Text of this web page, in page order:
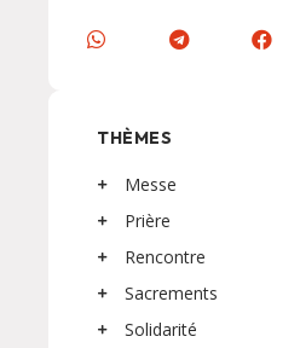
THÈMES
Messe
Prière
Rencontre
Sacrements
Solidarité